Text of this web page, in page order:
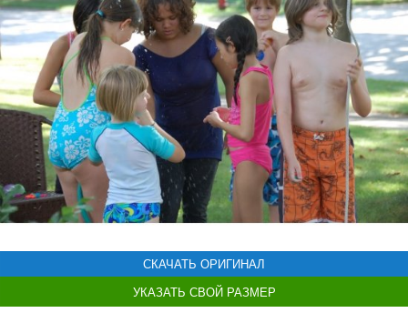
СКАЧАТЬ ОРИГИНАЛ
УКАЗАТЬ СВОЙ РАЗМЕР